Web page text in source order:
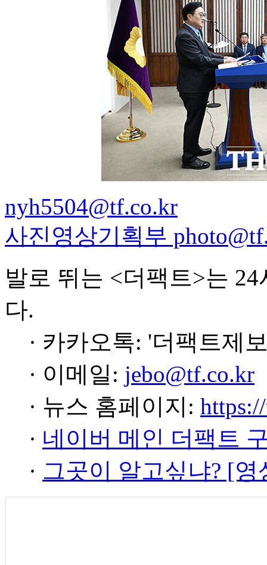
nyh5504@tf.co.kr
사진영상기획부
발로 뛰는 <더팩트>는
다.
· 카카오톡: '더팩트제
· 이메일: jebo@tf.co.kr
· 뉴스 홈페이지:
· 네이버 메인 더팩트
· 그곳이 알고싶냐? [